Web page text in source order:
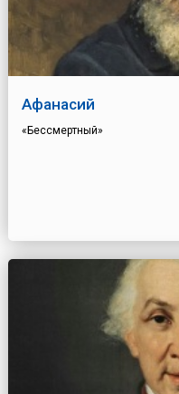
Афанасий
«Бессмертный»